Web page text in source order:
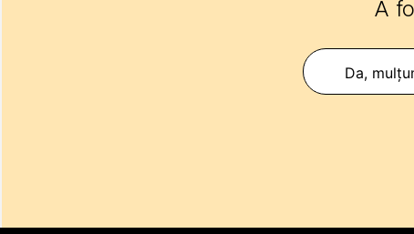
A
Da,